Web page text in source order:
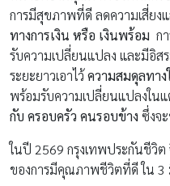
การมีสุขภาพที่ดี ลดความเสี่ยง
ทางการเงิน หรือ เงินพร้อม ก
รับความเปลี่ยนแปลง และมีอิส
ระยะยาวเอาไว้ความสมดุลทาง
พร้อมรับความเปลี่ยนแปลงใน
กับ ครอบครัว คนรอบข้าง ซึ่งจ
ในปี 2569 กรุงเทพประกันชีวิ
ของการมีคุณภาพชีวิตที่ดี ใน 3